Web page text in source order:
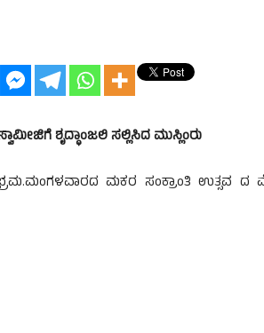
ಶೃದ್ಧಾಂಜಲಿ ಸಲ್ಲಿಸಿದ ಮುಸ್ಲಿಂರು
ಮಕರ ಸಂಕ್ರಾಂತಿ ಉತ್ಸವ ದ